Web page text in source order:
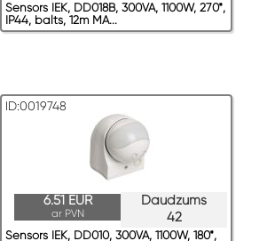
Sensors IEK, DD018B, 300VA, 1100W, 270*,
IP44, balts, 12m MA...
ID:0019748
Daudzums
42
6.51 EUR
ar PVN
Sensors IEK, DD010, 300VA, 1100W, 180*,